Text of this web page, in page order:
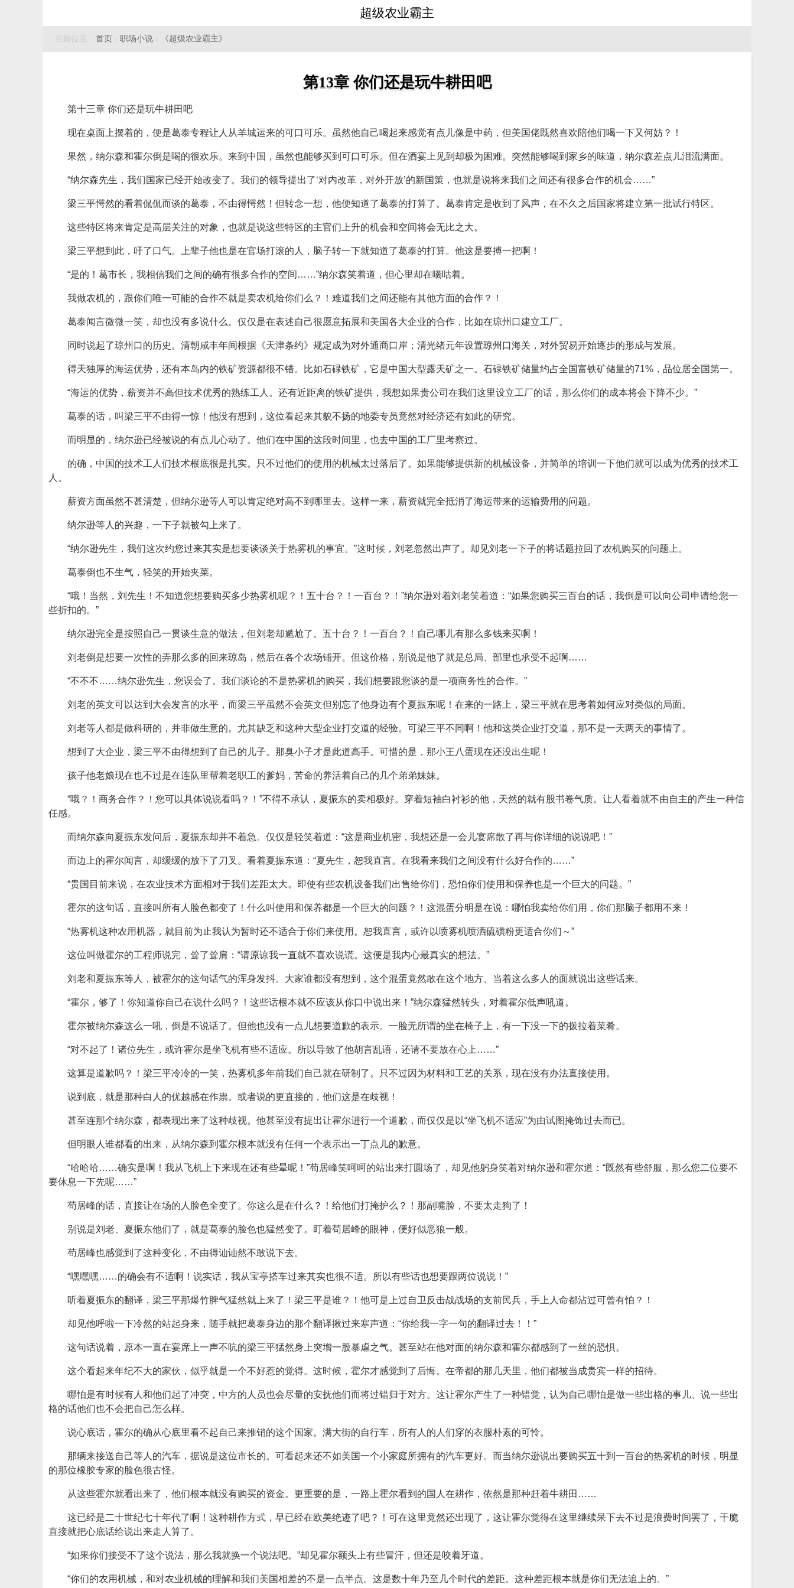
超级农业霸主
当前位置： 首页 › 职场小说 › 《超级农业霸主》
第13章 你们还是玩牛耕田吧
第十三章 你们还是玩牛耕田吧
现在桌面上摆着的，便是葛泰专程让人从羊城运来的可口可乐。虽然他自己喝起来感觉有点儿像是中药，但美国佬既然喜欢陪他们喝一下又何妨？！
果然，纳尔森和霍尔倒是喝的很欢乐。来到中国，虽然也能够买到可口可乐。但在酒宴上见到却极为困难。突然能够喝到家乡的味道，纳尔森差点儿泪流满面。
“纳尔森先生，我们国家已经开始改变了。我们的领导提出了‘对内改革，对外开放’的新国策，也就是说将来我们之间还有很多合作的机会……”
梁三平愕然的看着侃侃而谈的葛泰，不由得愕然！但转念一想，他便知道了葛泰的打算了。葛泰肯定是收到了风声，在不久之后国家将建立第一批试行特区。
这些特区将来肯定是高层关注的对象，也就是说这些特区的主官们上升的机会和空间将会无比之大。
梁三平想到此，吁了口气。上辈子他也是在官场打滚的人，脑子转一下就知道了葛泰的打算。他这是要搏一把啊！
“是的！葛市长，我相信我们之间的确有很多合作的空间……”纳尔森笑着道，但心里却在嘀咕着。
我做农机的，跟你们唯一可能的合作不就是卖农机给你们么？！难道我们之间还能有其他方面的合作？！
葛泰闻言微微一笑，却也没有多说什么。仅仅是在表述自己很愿意拓展和美国各大企业的合作，比如在琼州口建立工厂。
同时说起了琼州口的历史。清朝咸丰年间根据《天津条约》规定成为对外通商口岸；清光绪元年设置琼州口海关，对外贸易开始逐步的形成与发展。
得天独厚的海运优势，还有本岛内的铁矿资源都很不错。比如石碌铁矿，它是中国大型露天矿之一。石碌铁矿储量约占全国富铁矿储量的71%，品位居全国第一。
“海运的优势，薪资并不高但技术优秀的熟练工人。还有近距离的铁矿提供，我想如果贵公司在我们这里设立工厂的话，那么你们的成本将会下降不少。”
葛泰的话，叫梁三平不由得一惊！他没有想到，这位看起来其貌不扬的地委专员竟然对经济还有如此的研究。
而明显的，纳尔逊已经被说的有点儿心动了。他们在中国的这段时间里，也去中国的工厂里考察过。
的确，中国的技术工人们技术根底很是扎实。只不过他们的使用的机械太过落后了。如果能够提供新的机械设备，并简单的培训一下他们就可以成为优秀的技术工
人。
薪资方面虽然不甚清楚，但纳尔逊等人可以肯定绝对高不到哪里去。这样一来，薪资就完全抵消了海运带来的运输费用的问题。
纳尔逊等人的兴趣，一下子就被勾上来了。
“纳尔逊先生，我们这次约您过来其实是想要谈谈关于热雾机的事宜。”这时候，刘老忽然出声了。却见刘老一下子的将话题拉回了农机购买的问题上。
葛泰倒也不生气，轻笑的开始夹菜。
“哦！当然，刘先生！不知道您想要购买多少热雾机呢？！五十台？！一百台？！”纳尔逊对着刘老笑着道：“如果您购买三百台的话，我倒是可以向公司申请给您一
些折扣的。”
纳尔逊完全是按照自己一贯谈生意的做法，但刘老却尴尬了。五十台？！一百台？！自己哪儿有那么多钱来买啊！
刘老倒是想要一次性的弄那么多的回来琼岛，然后在各个农场铺开。但这价格，别说是他了就是总局、部里也承受不起啊……
“不不不……纳尔逊先生，您误会了。我们谈论的不是热雾机的购买，我们想要跟您谈的是一项商务性的合作。”
刘老的英文可以达到大会发言的水平，而梁三平虽然不会英文但别忘了他身边有个夏振东呢！在来的一路上，梁三平就在思考着如何应对类似的局面。
刘老等人都是做科研的，并非做生意的。尤其缺乏和这种大型企业打交道的经验。可梁三平不同啊！他和这类企业打交道，那不是一天两天的事情了。
想到了大企业，梁三平不由得想到了自己的儿子。那臭小子才是此道高手。可惜的是，那小王八蛋现在还没出生呢！
孩子他老娘现在也不过是在连队里帮着老职工的爹妈，苦命的养活着自己的几个弟弟妹妹。
“哦？！商务合作？！您可以具体说说看吗？！”不得不承认，夏振东的卖相极好。穿着短袖白衬衫的他，天然的就有股书卷气质。让人看着就不由自主的产生一种信
任感。
而纳尔森向夏振东发问后，夏振东却并不着急。仅仅是轻笑着道：“这是商业机密，我想还是一会儿宴席散了再与你详细的说说吧！”
而边上的霍尔闻言，却缓缓的放下了刀叉。看着夏振东道：“夏先生，恕我直言。在我看来我们之间没有什么好合作的……”
“贵国目前来说，在农业技术方面相对于我们差距太大。即使有些农机设备我们出售给你们，恐怕你们使用和保养也是一个巨大的问题。”
霍尔的这句话，直接叫所有人脸色都变了！什么叫使用和保养都是一个巨大的问题？！这混蛋分明是在说：哪怕我卖给你们用，你们那脑子都用不来！
“热雾机这种农用机器，就目前为止我认为暂时还不适合于你们来使用。恕我直言，或许以喷雾机喷洒硫磺粉更适合你们～”
这位叫做霍尔的工程师说完，耸了耸肩：“请原谅我一直就不喜欢说谎。这便是我内心最真实的想法。”
刘老和夏振东等人，被霍尔的这句话气的浑身发抖。大家谁都没有想到，这个混蛋竟然敢在这个地方、当着这么多人的面就说出这些话来。
“霍尔，够了！你知道你自己在说什么吗？！这些话根本就不应该从你口中说出来！”纳尔森猛然转头，对着霍尔低声吼道。
霍尔被纳尔森这么一吼，倒是不说话了。但他也没有一点儿想要道歉的表示。一脸无所谓的坐在椅子上，有一下没一下的拨拉着菜肴。
“对不起了！诸位先生，或许霍尔是坐飞机有些不适应。所以导致了他胡言乱语，还请不要放在心上……”
这算是道歉吗？！梁三平冷冷的一笑，热雾机多年前我们自己就在研制了。只不过因为材料和工艺的关系，现在没有办法直接使用。
说到底，就是那种白人的优越感在作祟。或者说的更直接的，他们这是在歧视！
甚至连那个纳尔森，都表现出来了这种歧视。他甚至没有提出让霍尔进行一个道歉，而仅仅是以“坐飞机不适应”为由试图掩饰过去而已。
但明眼人谁都看的出来，从纳尔森到霍尔根本就没有任何一个表示出一丁点儿的歉意。
“哈哈哈……确实是啊！我从飞机上下来现在还有些晕呢！”苟居峰笑呵呵的站出来打圆场了，却见他躬身笑着对纳尔逊和霍尔道：“既然有些舒服，那么您二位要不
要休息一下先呢……”
苟居峰的话，直接让在场的人脸色全变了。你这么是在什么？！给他们打掩护么？！那副嘴脸，不要太走狗了！
别说是刘老、夏振东他们了，就是葛泰的脸色也猛然变了。盯着苟居峰的眼神，便好似恶狼一般。
苟居峰也感觉到了这种变化，不由得讪讪然不敢说下去。
“嘿嘿嘿……的确会有不适啊！说实话，我从宝亭搭车过来其实也很不适。所以有些话也想要跟两位说说！”
听着夏振东的翻译，梁三平那爆竹脾气猛然就上来了！梁三平是谁？！他可是上过自卫反击战战场的支前民兵，手上人命都沾过可曾有怕？！
却见他呼啦一下冷然的站起身来，随手就把葛泰身边的那个翻译揪过来寒声道：“你给我一字一句的翻译过去！！”
这句话说着，原本一直在宴席上一声不吭的梁三平猛然身上突增一股暴虐之气。甚至站在他对面的纳尔森和霍尔都感到了一丝的恐惧。
这个看起来年纪不大的家伙，似乎就是一个不好惹的觉得。这时候，霍尔才感觉到了后悔。在帝都的那几天里，他们都被当成贵宾一样的招待。
哪怕是有时候有人和他们起了冲突，中方的人员也会尽量的安抚他们而将过错归于对方。这让霍尔产生了一种错觉，认为自己哪怕是做一些出格的事儿、说一些出
格的话他们也不会把自己怎么样。
说心底话，霍尔的确从心底里看不起自己来推销的这个国家。满大街的自行车，所有人的人们穿的衣服朴素的可怜。
那辆来接送自己等人的汽车，据说是这位市长的。可看起来还不如美国一个小家庭所拥有的汽车更好。而当纳尔逊说出要购买五十到一百台的热雾机的时候，明显
的那位橡胶专家的脸色很古怪。
从这些霍尔就看出来了，他们根本就没有购买的资金。更重要的是，一路上霍尔看到的国人在耕作，依然是那种赶着牛耕田……
这已经是二十世纪七十年代了啊！这种耕作方式，早已经在欧美绝迹了吧？！可在这里竟然还出现了，这让霍尔觉得在这里继续呆下去不过是浪费时间罢了，干脆
直接就把心底话给说出来走人算了。
“如果你们接受不了这个说法，那么我就换一个说法吧。”却见霍尔额头上有些冒汗，但还是咬着牙道。
“你们的农用机械，和对农业机械的理解和我们美国相差的不是一点半点。这是数十年乃至几个时代的差距。这种差距根本就是你们无法追上的。”